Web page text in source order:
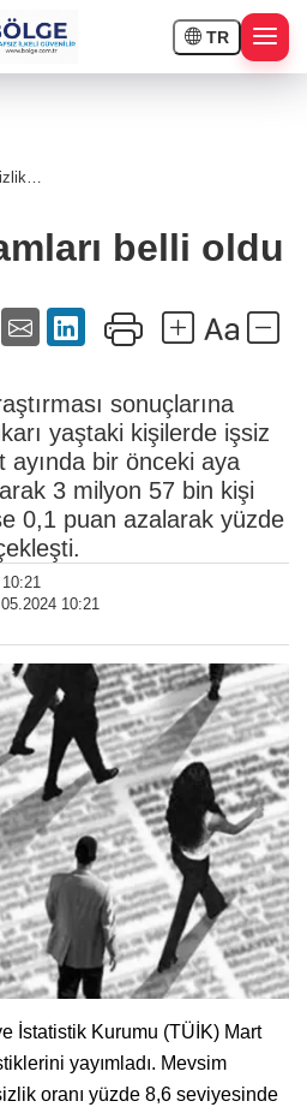
TR
belli oldu
sonuçlarına
yaştaki kişilerde işsiz
ayında bir önceki aya
3 milyon 57 bin kişi
0,1 puan azalarak yüzde
10:21
İstatistik Kurumu (TÜİK) Mart
yayımladı. Mevsim
oranı yüzde 8,6 seviyesinde